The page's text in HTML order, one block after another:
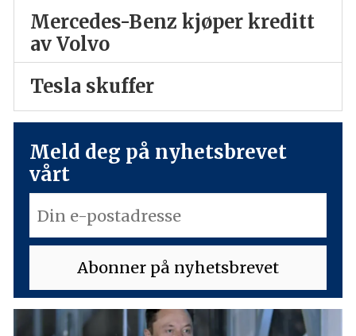
Mercedes-Benz kjøper kreditt
av Volvo
Tesla skuffer
Meld deg på nyhetsbrevet
vårt